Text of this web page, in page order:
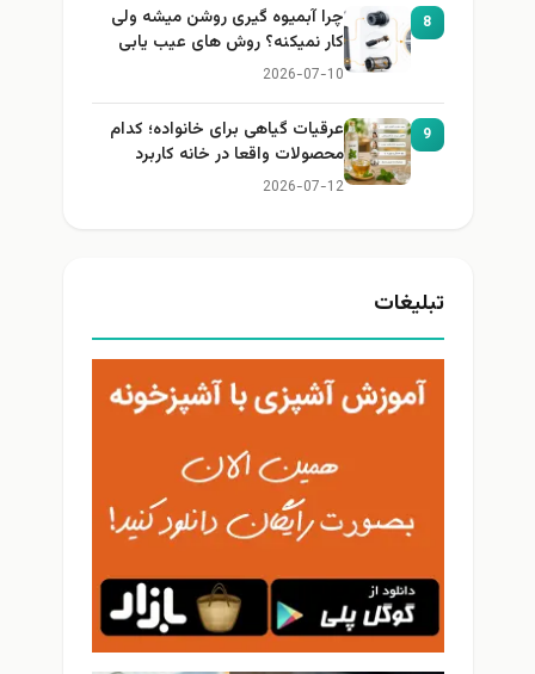
8
چرا آبمیوه گیری روشن میشه ولی
کار نمیکنه؟ روش های عیب یابی
2026-07-10
9
عرقیات گیاهی برای خانواده؛ کدام
محصولات واقعا در خانه کاربرد
دارند؟
2026-07-12
تبلیغات